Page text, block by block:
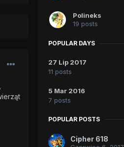
Polineks
19 posts
POPULAR DAYS
27 Lip 2017
11 posts
5 Mar 2016
7 posts
POPULAR POSTS
Cipher 618